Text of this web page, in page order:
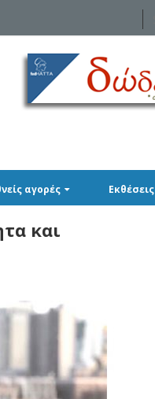
αγορές Εκθέσεις
και